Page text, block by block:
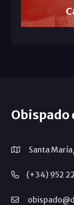
Obispado
Santa
(+34) 952